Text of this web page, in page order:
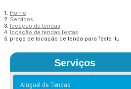
Home
Serviços
locação de tendas
locação de tendas festas
preço de locação de tenda para festa Itu
Serviços
Aluguel de Tendas